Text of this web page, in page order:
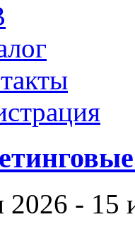
2026 - 15